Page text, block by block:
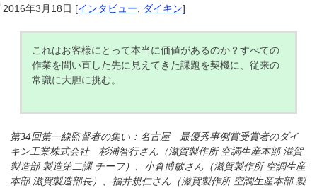
2016年3月18日 [インタビュー, ダイキン]
これはお客様にとって本当に価値があるのか？すべての
作業を問い直した先に見えてきた課題を契機に、従来の
常識に大胆に挑む。
第34回第一線監督者の集い：名古屋 最優秀事例賞受賞者のダイ
キン工業株式会社 杉浦智行さん（滋賀製作所 空調生産本部 滋賀
製造部 製造第二課 チーフ）、小倉博敏さん（滋賀製作所 空調生産
本部 滋賀製造部長）、福井規仁さん（滋賀製作所 空調生産本部 製